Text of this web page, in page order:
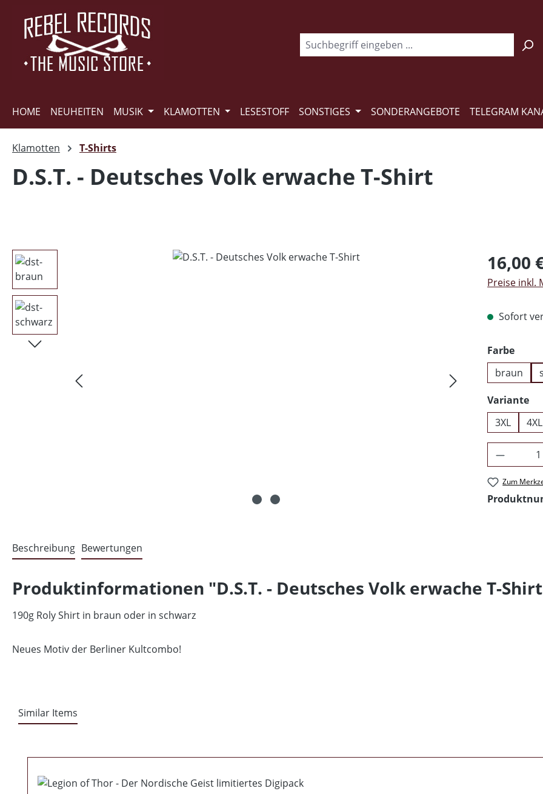
Hauptinhalt springen
Zur Suche springen
Zur Hauptnavigation springen
HOME NEUHEITEN MUSIK KLAMOTTEN LESESTOFF SONSTIGES SONDERANGEBOTE TELEGRAM
Klamotten T-Shirts
D.S.T. - Deutsches Volk erwache T-Shirt
Bildergalerie überspringen Regulärer
16,00
Preise inkl.
Sofort
Farbe
braun
Variante
3XL
4XL
Zum
Beschreibung Bewertungen
Produktinformationen "D.S.T. - Deutsches Volk erwache T-
190g Roly Shirt in braun oder in schwarz
Neues Motiv der Berliner Kultcombo!
Similar Items